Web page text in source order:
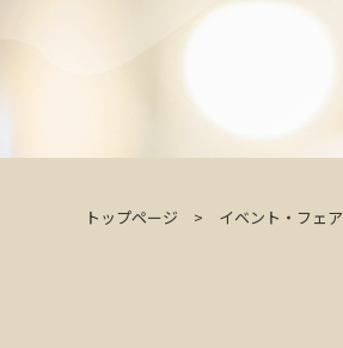
トップページ イベント・フェア